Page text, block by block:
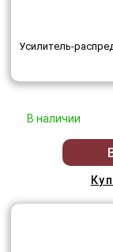
Усилитель-
В наличии